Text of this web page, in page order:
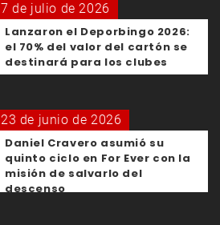
7 de julio de 2026
Lanzaron el Deporbingo 2026:
el 70% del valor del cartón se
destinará para los clubes
23 de junio de 2026
Daniel Cravero asumió su
quinto ciclo en For Ever con la
misión de salvarlo del
descenso